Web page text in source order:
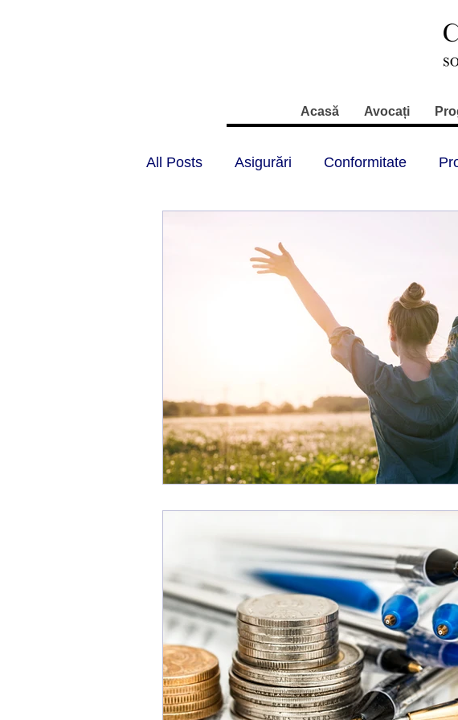
Acasă Avocați
All Posts Asigurări Conformitate
Regimul juridic
Circulația rutieră Contravenții
Protecția consumatorilor Contracte de
Securitatea datelor Whatsapp